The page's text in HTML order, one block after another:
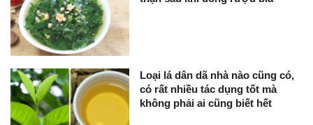
Loại lá dân dã nhà nào cũng có,
có rất nhiều tác dụng tốt mà
không phải ai cũng biết hết